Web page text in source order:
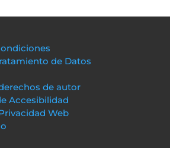
de Datos
de autor
Accesibilidad
Web